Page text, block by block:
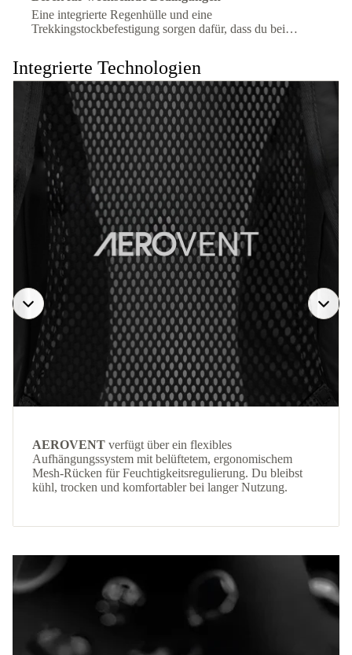
Eine integrierte Regenhülle und eine
Trekkingstockbefestigung sorgen dafür, dass du bei
Integrierte Technologien
AEROVENT verfügt über ein flexibles
Aufhängungssystem mit belüftetem, ergonomischem
Mesh-Rücken für Feuchtigkeitsregulierung. Du bleibst
kühl, trocken und komfortabler bei langer Nutzung.